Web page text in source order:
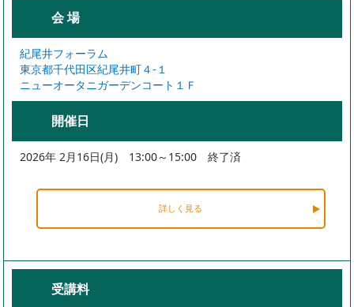
会 場
紀尾井フォーラム
東京都千代田区紀尾井町４-１
ニューオータニガーデンコート１Ｆ
開催日
2026年 2月16日(月) 13:00～15:00 終了済
詳しく見る
受講料